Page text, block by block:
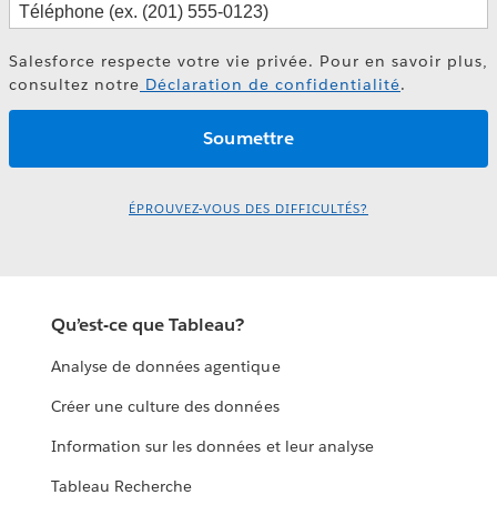
Salesforce respecte votre vie privée. Pour en savoir plus,
consultez notre Déclaration de confidentialité.
ÉPROUVEZ-VOUS DES DIFFICULTÉS?
Qu’est-ce que Tableau?
Analyse de données agentique
Créer une culture des données
Information sur les données et leur analyse
Tableau Recherche